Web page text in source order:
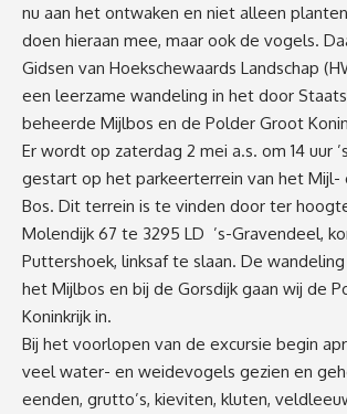
nu aan het ontwaken en niet alleen
doen hieraan mee, maar ook de vogels.
Gidsen van Hoekschewaards Landschap
een leerzame wandeling in het door
beheerde Mijlbos en de Polder Groot
Er wordt op zaterdag 2 mei a.s. om 14 uur
gestart op het parkeerterrein van het Mijl-
Bos. Dit terrein is te vinden door ter
Molendijk 67 te 3295 LD ’s-Gravendeel,
Puttershoek, linksaf te slaan. De
het Mijlbos en bij de Gorsdijk gaan wij de
Koninkrijk in.
Bij het voorlopen van de excursie begin
veel water- en weidevogels gezien en
eenden, grutto’s, kieviten, kluten,